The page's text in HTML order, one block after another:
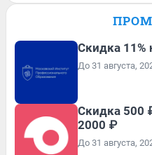
Скидка 11%
До 31 августа,
Скидка 500
2000 ₽
До 31 августа,